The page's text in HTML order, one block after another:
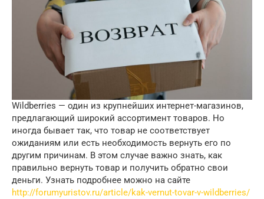
Wildberries — один из крупнейших интернет-магазинов,
предлагающий широкий ассортимент товаров. Но
иногда бывает так, что товар не соответствует
ожиданиям или есть необходимость вернуть его по
другим причинам. В этом случае важно знать, как
правильно вернуть товар и получить обратно свои
деньги. Узнать подробнее можно на сайте
http://forumyuristov.ru/article/kak-vernut-tovar-v-wildberries/